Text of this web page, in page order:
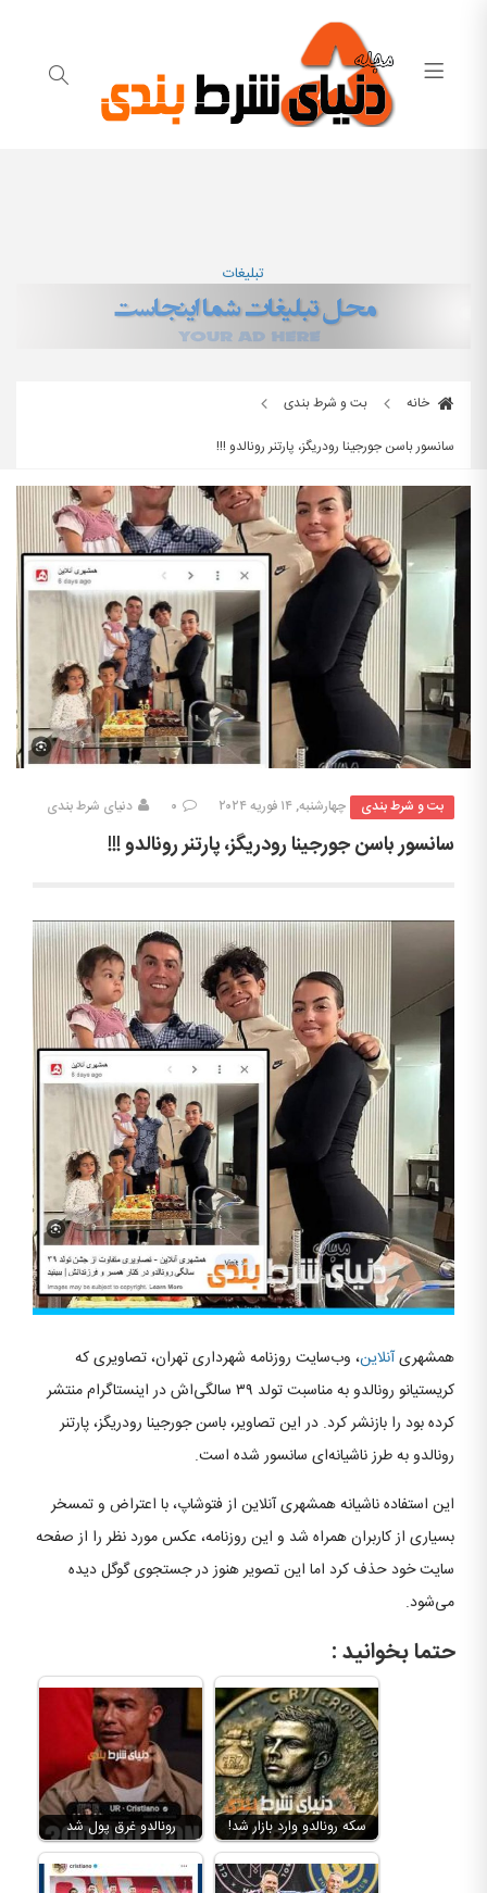
تبلیغات
خانه
بت و شرط بندی
سانسور باسن جورجینا رودریگز، پارتنر رونالدو !!!
بت و شرط بندی چهارشنبه, ۱۴ فوریه ۲۰۲۴ ۰ دنیای شرط بندی
سانسور باسن جورجینا رودریگز، پارتنر رونالدو !!!
همشهریآنلاین، وب‌سایت روزنامه شهرداری تهران، تصاویری که
کریستیانو رونالدو به مناسبت تولد ۳۹ سالگی‌اش در اینستاگرام منتشر
کرده بود را بازنشر کرد. در این تصاویر، باسن جورجینا رودریگز، پارتنر
رونالدو به طرز ناشیانه‌ای سانسور شده است.
این استفاده ناشیانه همشهری آنلاین از فتوشاپ، با اعتراض و تمسخر
بسیاری از کاربران همراه شد و این روزنامه، عکس مورد نظر را از صفحه
سایت خود حذف کرد اما این تصویر هنوز در جستجوی گوگل دیده
می‌شود.
حتما بخوانید :
رونالدو غرق پول شد‌ سکه رونالدو وارد بازار شد!